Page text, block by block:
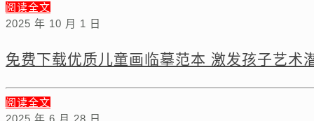
阅读全文
2025 年 10 月 1 日
免费下载优质儿童画临摹范本 激发孩子艺术
阅读全文
2025 年 6 月 28 日